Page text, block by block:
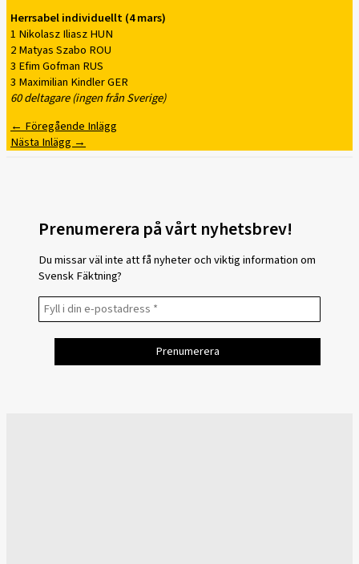
Herrsabel individuellt (4 mars)
1 Nikolasz Iliasz HUN
2 Matyas Szabo ROU
3 Efim Gofman RUS
3 Maximilian Kindler GER
60 deltagare (ingen från Sverige)
← Föregående Inlägg
Nästa Inlägg →
Prenumerera på vårt nyhetsbrev!
Du missar väl inte att få nyheter och viktig information om
Svensk Fäktning?